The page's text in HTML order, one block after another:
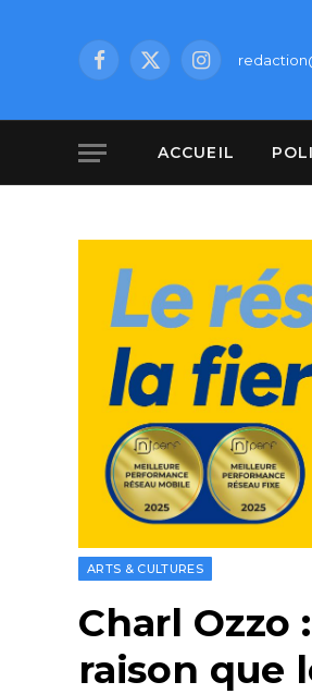
Facebook
X
Instagram
ACCUEIL
ARTS & CULTURES
Charl
raison que